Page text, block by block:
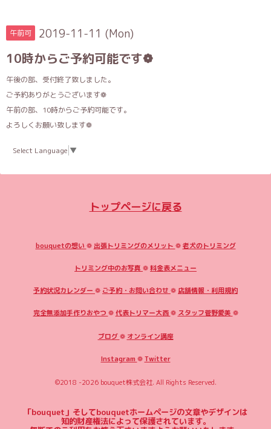
午前可 2019-11-11 (Mon)
10時からご予約可能です❁
午後の部、受付終了致しました。
ご予約ありがとうございます❁
午前の部、10時からご予約可能です。
よろしくお願い致します❁
Select Language ▼
トップページに戻る
bouquetの想い ❁ 出張トリミングのメリット ❁老犬のトリミング
トリミング中のお写真 ❁料金表メニュー
予約状況カレンダー ❁ ご予約・お問い合わせ ❁ 店舗情報・利用規約
完全無添加手作りおやつ ❁代表トリマー大西❁ スタッフ菅野愛美 ❁
ブログ❁ オンライン講座
Instagram ❁Twitter
©2018 -2026 bouquet株式会社. All Rights Reserved.
「bouquet」そしてbouquetホームページの文章やデザインは
知的財産権法によって保護されています。